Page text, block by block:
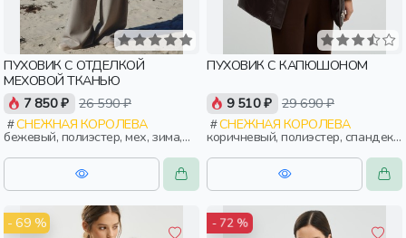
ПУХОВИК С ОТДЕЛКОЙ
МЕХОВОЙ ТКАНЬЮ
7 850 ₽ 26 590 ₽
СНЕЖНАЯ КОРОЛЕВА
бежевый, полиэстер, мех, зима,
осень, россия, застежка,
утепленные, приталенные, ворот,
кнопки, карман, кулиска,
воротник, пояс, воротник-стойка,
ПУХОВИК С КАПЮШОНОМ
9 510 ₽ 29 690 ₽
СНЕЖНАЯ КОРОЛЕВА
коричневый, полиэстер, спандекс,
вискоза, замша, трикотаж, мех,
нейлон, зима, осень, россия,
прямые, удлиненные, капюшон,
молния, застежка, утепленные,
женщины, взрослые
- 69 % - 72 %